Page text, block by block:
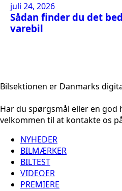
juli 24, 2026
Sådan finder du det
varebil
Bilsektionen er Danmarks
Har du spørgsmål eller en god
velkommen til at kontakte os
NYHEDER
BILMÆRKER
BILTEST
VIDEOER
PREMIERE